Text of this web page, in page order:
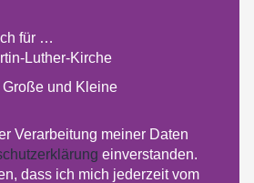
für …
Luther-Kirche
und Kleine
Verarbeitung meiner Daten
einverstanden.
dass ich mich jederzeit vom